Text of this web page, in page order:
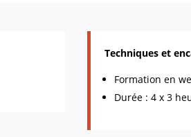
Techniques et
Formation en
Durée : 4 x 3